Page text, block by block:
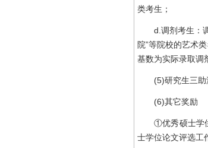
类考生；
d.调剂考生：调
院”等院校的艺术
基数为实际录取调
(5)研究生三助津
(6)其它奖励
①优秀硕士学位
士学位论文评选工